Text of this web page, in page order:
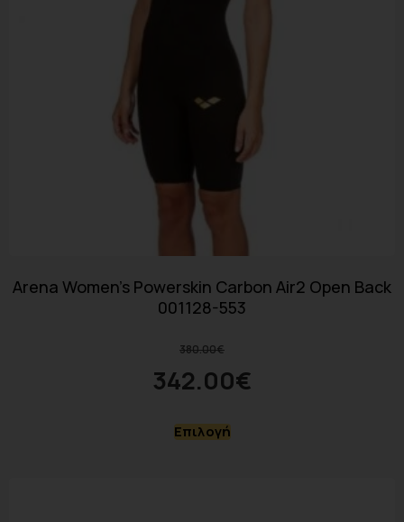
Arena Women’s Powerskin Carbon Air2 Open Back
001128-553
380.00€
342.00€
Επιλογή